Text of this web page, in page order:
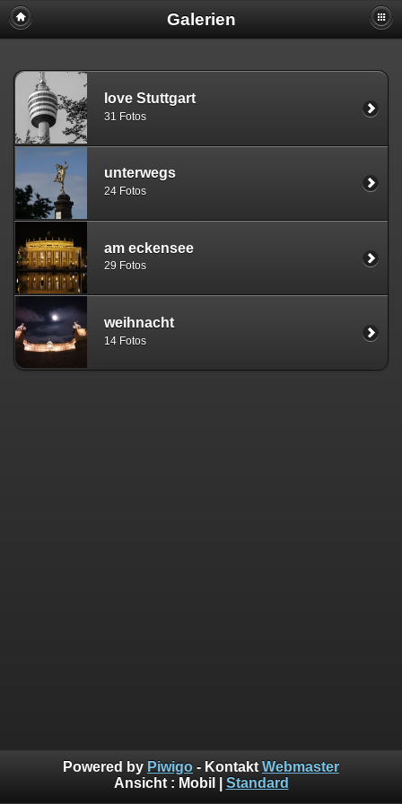
Galerien
love Stuttgart
31 Fotos
unterwegs
24 Fotos
am eckensee
29 Fotos
weihnacht
14 Fotos
Powered by Piwigo - Kontakt Webmaster
Ansicht : Mobil Standard